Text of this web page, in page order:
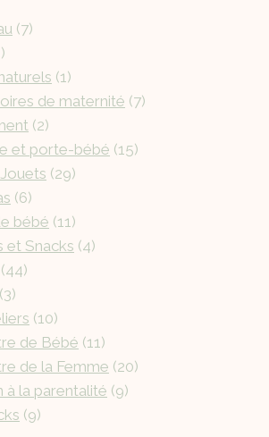
7
1
de maternité 7
2
et porte-bébé 15
29
6
bébé 11
et Snacks 4
44
3
10
de Bébé 11
de la Femme 20
à la parentalité 9
9